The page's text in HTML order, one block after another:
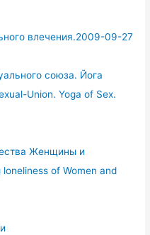
влечения.2009-09-27
союза. Йога
Union. Yoga of Sex.
Женщины и
of Women and